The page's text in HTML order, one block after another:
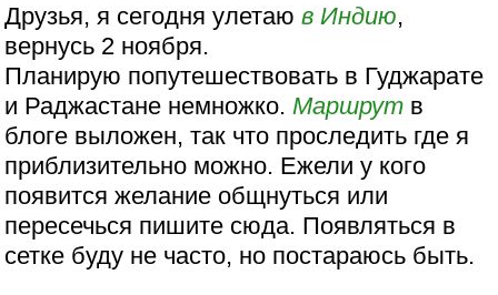
Друзья, я сегодня улетаюв Индию,
вернусь 2 ноября.
Планирую попутешествовать в Гуджарате
и Раджастане немножко. Маршрут в
блоге выложен, так что проследить где я
приблизительно можно. Ежели у кого
появится желание общнуться или
пересечься пишите сюда. Появляться в
сетке буду не часто, но постараюсь быть.